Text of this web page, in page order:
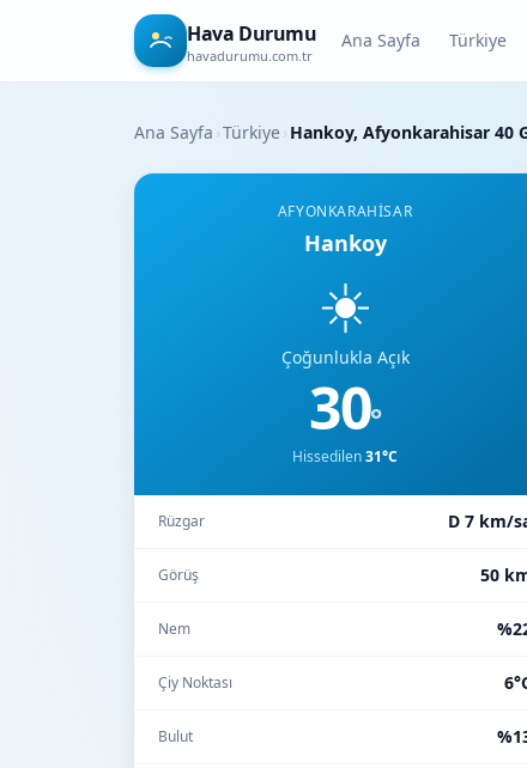
Hava Durumu
havadurumu.com.tr
Ana Sayfa Türkiye
Ana Sayfa ›Türkiye› Hankoy, Afyonkarahisar 40
AFYONKARAHISAR
Hankoy
☀️
Çoğunlukla Açık
30°
Hissedilen31°C
Rüzgar D 7 km/
Görüş 50
Nem
Çiy Noktası
Bulut